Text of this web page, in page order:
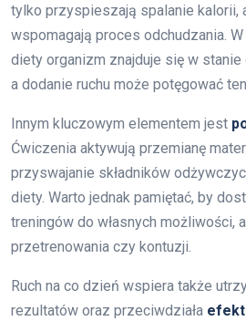
tylko przyspieszają spalanie kalorii,
wspomagają proces odchudzania.
diety organizm znajduje się w
a dodanie ruchu może potęgować
Innym kluczowym elementem jest
Ćwiczenia aktywują przemianę
przyswajanie składników
diety. Warto jednak pamiętać, by
treningów do własnych możliwości,
przetrenowania czy kontuzji.
Ruch na co dzień wspiera także
rezultatów oraz przeciwdziała